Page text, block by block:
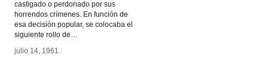
castigado o perdonado por sus
horrendos crímenes. En función de
esa decisión popular, se colocaba el
siguiente rollo de…
julio 14, 1961 /
julio 14, 1961 /